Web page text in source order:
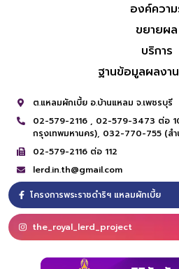
องค์ควา
ขยายผล
บริการ
ฐานข้อมูลผลงา
ต.แหลมผักเบี้ย อ.บ้านแหลม จ.เพชรบุรี
02-579-2116 , 02-579-3473 ต่อ
กรุงเทพมหานคร), 032-770-755 (สำ
02-579-2116 ต่อ 112
lerd.in.th@gmail.com
โครงการพระราชดำริฯ แหลมผักเบี้ย
the_royal_lerd_project